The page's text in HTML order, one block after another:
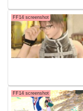
FF14 screenshot
FF14 screenshot